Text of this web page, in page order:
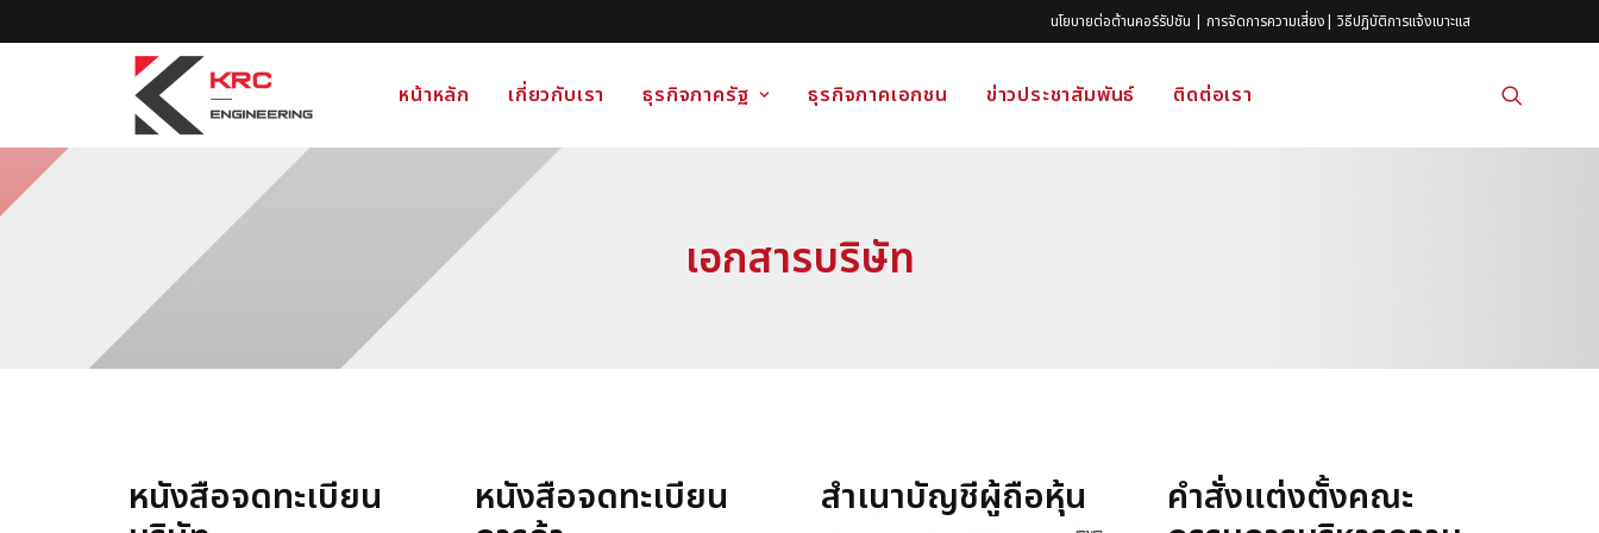
นโยบายต่อต้านคอร์รัปชัน | การจัดการความเสี่ยง| วิธีปฏิบัติการแจ้งเบาะแส
หน้าหลัก เกี่ยวกับเรา ธุรกิจภาครัฐ ธุรกิจภาคเอกชน ข่าวประชาสัมพันธ์ ติดต่อเรา
เอกสารบริษัท
หนังสือจดทะเบียน
หนังสือจดทะเบียน
สำเนาบัญชีผู้ถือหุ้น
คำสั่งแต่งตั้งคณะ